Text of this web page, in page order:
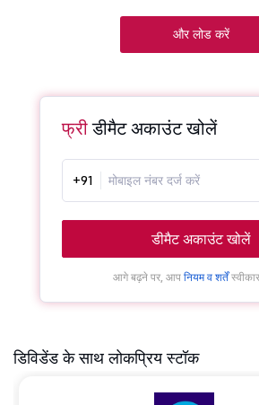
और लोड करें
फ्रीडीमैट अकाउंट खोलें
+91
डीमैट अकाउंट खोलें
आगे बढ़ने पर, आप नियम व शर्तें
डिविडेंड के साथ लोकप्रिय स्टॉक